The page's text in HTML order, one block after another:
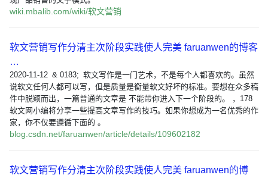
wiki.mbalib.com/wiki/软文营销
软文营销写作分清主次阶段实践使人完美 faruanwen的博客
…
2020-11-12 & 0183; 软文写作是一门艺术，不是每个人都喜欢的。虽然
说软文任何人都可以写，但是质量是衡量软文好坏的标准。要想在众多稿
件中脱颖而出，一篇普通的文章是 不能带你进入下一个阶段的。 ，178
软文网小编将分享一些提高文章写作的技巧。如果你想成为一名优秀的作
家，你不仅要遵循下面的 。
blog.csdn.net/faruanwen/article/details/109602182
软文营销写作分清主次阶段实践使人完美 faruanwen的博